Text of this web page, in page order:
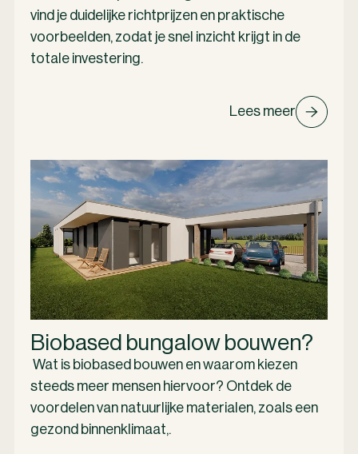
vind je duidelijke richtprijzen en praktische
voorbeelden, zodat je snel inzicht krijgt in de
totale investering.
Lees meer
Biobased bungalow bouwen?
Wat is biobased bouwen en waarom kiezen
steeds meer mensen hiervoor? Ontdek de
voordelen van natuurlijke materialen, zoals een
gezond binnenklimaat,.